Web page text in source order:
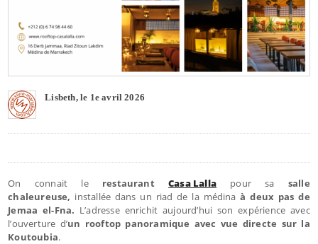
Lisbeth, le 1e avril 2026
On connait le restaurantCasa Lalla pour sa salle
chaleureuse, installée dans un riad de la médinaà deux pas de
Jemaa el-Fna. L’adresse enrichit aujourd’hui son expérience avec
l’ouverture d’un rooftop panoramique avec vue directe sur la
Koutoubia.